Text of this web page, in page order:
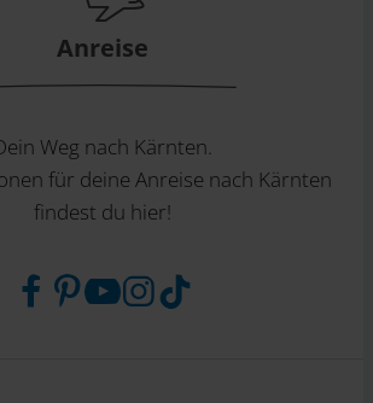
Anreise
Weg nach Kärnten.
für deine Anreise nach Kärnten
findest du hier!